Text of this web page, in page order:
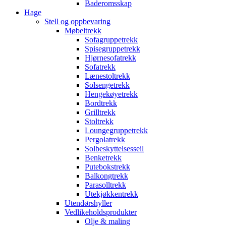
Baderomsskap
Hage
Stell og oppbevaring
Møbeltrekk
Sofagruppetrekk
Spisegruppetrekk
Hjørnesofatrekk
Sofatrekk
Lænestoltrekk
Solsengetrekk
Hengekøyetrekk
Bordtrekk
Grilltrekk
Stoltrekk
Loungegruppetrekk
Pergolatrekk
Solbeskyttelsesseil
Benketrekk
Putebokstrekk
Balkongtrekk
Parasolltrekk
Utekjøkkentrekk
Utendørshyller
Vedlikeholdsprodukter
Olje & maling